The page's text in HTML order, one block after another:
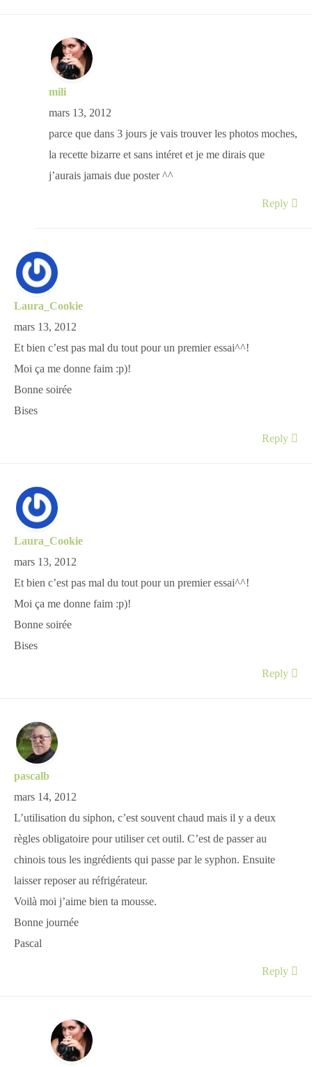
mili
mars 13, 2012
parce que dans 3 jours je vais trouver les photos moches,
la recette bizarre et sans intéret et je me dirais que
j’aurais jamais due poster ^^
Reply
Laura_Cookie
mars 13, 2012
Et bien c’est pas mal du tout pour un premier essai^^!
Moi ça me donne faim :p)!
Bonne soirée
Bises
Reply
Laura_Cookie
mars 13, 2012
Et bien c’est pas mal du tout pour un premier essai^^!
Moi ça me donne faim :p)!
Bonne soirée
Bises
Reply
pascalb
mars 14, 2012
L’utilisation du siphon, c’est souvent chaud mais il y a deux
règles obligatoire pour utiliser cet outil. C’est de passer au
chinois tous les ingrédients qui passe par le syphon. Ensuite
laisser reposer au réfrigérateur.
Voilà moi j’aime bien ta mousse.
Bonne journée
Pascal
Reply